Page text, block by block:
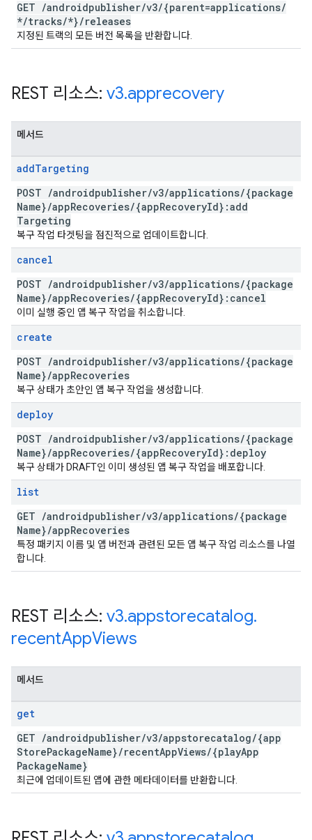
GET /androidpublisher/v3/{parent=applications/
*/tracks/*}/releases
지정된 트랙의 모든 버전 목록을 반환합니다.
REST 리소스: v3.apprecovery
메서드
addTargeting
POST /androidpublisher/v3/applications/{package
Name}/appRecoveries/{appRecoveryId}:add
Targeting
복구 작업 타겟팅을 점진적으로 업데이트합니다.
cancel
POST /androidpublisher/v3/applications/{package
Name}/appRecoveries/{appRecoveryId}:cancel
이미 실행 중인 앱 복구 작업을 취소합니다.
create
POST /androidpublisher/v3/applications/{package
Name}/appRecoveries
복구 상태가 초안인 앱 복구 작업을 생성합니다.
deploy
POST /androidpublisher/v3/applications/{package
Name}/appRecoveries/{appRecoveryId}:deploy
복구 상태가 DRAFT인 이미 생성된 앱 복구 작업을 배포합니다.
list
GET /androidpublisher/v3/applications/{package
Name}/appRecoveries
특정 패키지 이름 및 앱 버전과 관련된 모든 앱 복구 작업 리소스를 나열
합니다.
REST 리소스: v3.appstorecatalog.
recentAppViews
메서드
get
GET /androidpublisher/v3/appstorecatalog/{app
StorePackageName}/recentAppViews/{playApp
PackageName}
최근에 업데이트된 앱에 관한 메타데이터를 반환합니다.